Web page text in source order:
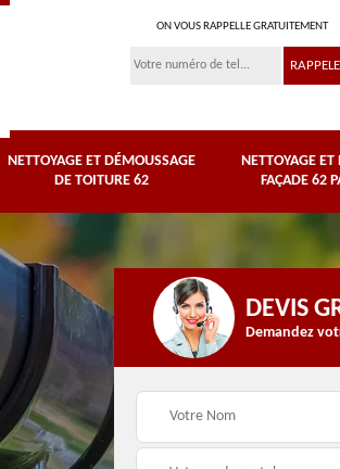
ON VOUS RAPPELLE GRATUITEMENT
NETTOYAGE ET DÉMOUSSAGE
DE TOITURE 62
NETTOYAGE
FAÇADE 62
Nettoyage et
démoussage de
toiture 62
62 Pas-de-
DEVIS
Demandez